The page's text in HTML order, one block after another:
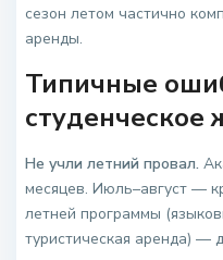
сезон летом частично
аренды.
Типичные
студенческое
Не учли летний провал.
месяцев. Июль–август —
летней программы
туристическая аренда) —